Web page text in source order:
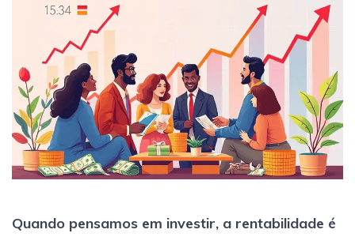
Quando pensamos em investir, a rentabilidade é